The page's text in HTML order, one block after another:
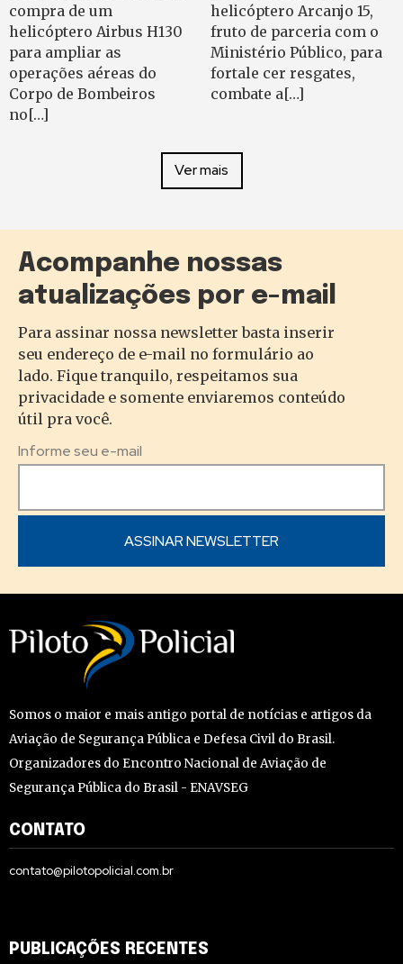
compra de um
helicóptero Airbus H130
para ampliar as
operações aéreas do
Corpo de Bombeiros
no[…]
helicóptero Arcanjo 15,
fruto de parceria com o
Ministério Público, para
fortale cer resgates,
combate a[…]
Ver mais
Acompanhe nossas
atualizações por e-mail
Para assinar nossa newsletter basta inserir
seu endereço de e-mail no formulário ao
lado. Fique tranquilo, respeitamos sua
privacidade e somente enviaremos conteúdo
útil pra você.
Informe seu e-mail
Somos o maior e mais antigo portal de notícias e artigos da
Aviação de Segurança Pública e Defesa Civil do Brasil.
Organizadores do Encontro Nacional de Aviação de
Segurança Pública do Brasil - ENAVSEG
CONTATO
contato@pilotopolicial.com.br
PUBLICAÇÕES RECENTES